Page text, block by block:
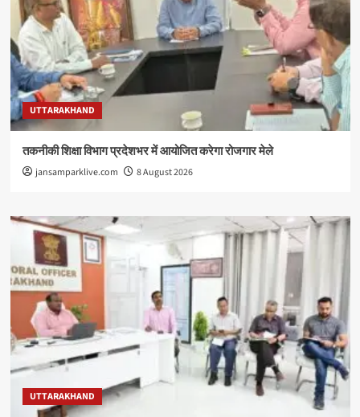
UTTARAKHAND
तकनीकी शिक्षा विभाग प्रदेशभर में आयोजित करेगा रोजगार मेले
jansamparklive.com 8 August 2026
UTTARAKHAND